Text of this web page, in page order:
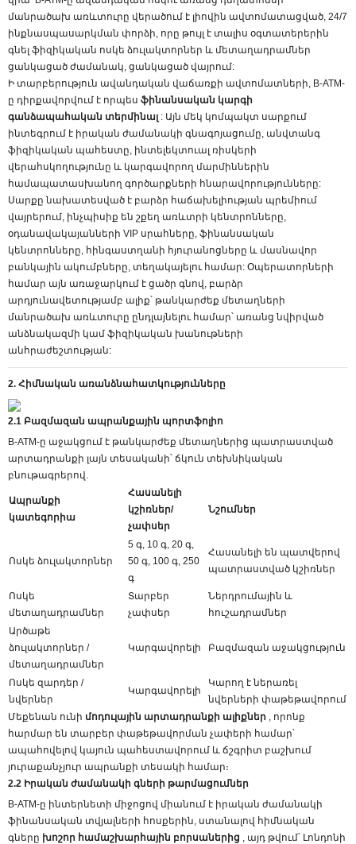
մանրածախ առևտուրը վերածում է լիովին ավտոմատացված, 24/7
ինքնասպասարկման փորձի, որը թույլ է տալիս օգտատերերին
գնել ֆիզիկական ոսկե ձուլակտորներ և մետաղադրամներ
ցանկացած ժամանակ, ցանկացած վայրում:
Ի տարբերություն ավանդական վաճառքի ավտոմատների, B-ATM-
ը դիրքավորվում է որպես ֆինանսական կարգի
գանձապահական տերմինալ : Այն մեկ կոմպակտ սարքում
ինտեգրում է իրական ժամանակի գնագոյացումը, անվտանգ
ֆիզիկական պահեստը, ինտելեկտուալ ռիսկերի
վերահսկողությունը և կարգավորող մարմիններին
համապատասխանող գործարքների հնարավորությունները:
Սարքը նախատեսված է բարձր հաճախելիության պրեմիում
վայրերում, ինչպիսիք են շքեղ առևտրի կենտրոնները,
օդանավակայանների VIP սրահները, ֆինանսական
կենտրոնները, հինգաստղանի հյուրանոցները և մասնավոր
բանկային ակումբները, տեղակայելու համար: Օպերատորների
համար այն առաջարկում է ցածր գնով, բարձր
արդյունավետությամբ ալիք՝ թանկարժեք մետաղների
մանրածախ առևտուրը ընդլայնելու համար՝ առանց նվիրված
անձնակազմի կամ ֆիզիկական խանութների
անհրաժեշտության:
2. Հիմնական առանձնահատկությունները
2.1 Բազմազան ապրանքային պորտֆոլիո
B-ATM-ը աջակցում է թանկարժեք մետաղներից պատրաստված
արտադրանքի լայն տեսականի՝ ճկուն տեխնիկական
բնութագրերով.
Ապրանքի
կատեգորիա
Հասանելի
կշիռներ/
չափսեր
Նշումներ
Ոսկե ձուլակտորներ
5 գ, 10 գ, 20 գ,
50 գ, 100 գ, 250
գ
Հասանելի են պատվերով
պատրաստված կշիռներ
Ոսկե
մետաղադրամներ
Տարբեր
չափսեր
Ներդրումային և
հուշադրամներ
Արծաթե
ձուլակտորներ /
մետաղադրամներ
Կարգավորելի Բազմազան աջակցություն
Ոսկե զարդեր /
նվերներ
Կարգավորելի
Կարող է ներառել
նվերների փաթեթավորում
Մեքենան ունի մոդուլային արտադրանքի ալիքներ , որոնք
հարմար են տարբեր փաթեթավորման չափերի համար՝
ապահովելով կայուն պահեստավորում և ճշգրիտ բաշխում
յուրաքանչյուր ապրանքի տեսակի համար։
2.2 Իրական ժամանակի գների թարմացումներ
B-ATM-ը ինտերնետի միջոցով միանում է իրական ժամանակի
ֆինանսական տվյալների հոսքերին, ստանալով հիմնական
գները խոշոր համաշխարհային բորսաներից , այդ թվում՝ Լոնդոնի